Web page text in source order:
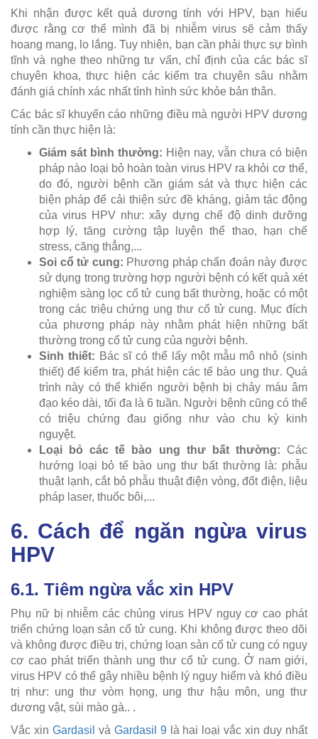
Khi nhận được kết quả dương tính với HPV, bạn hiểu
được rằng cơ thể mình đã bị nhiễm virus sẽ cảm thấy
hoang mang, lo lắng. Tuy nhiên, bạn cần phải thực sự bình
tĩnh và nghe theo những tư vấn, chỉ định của các bác sĩ
chuyên khoa, thực hiện các kiểm tra chuyên sâu nhằm
đánh giá chính xác nhất tình hình sức khỏe bản thân.
Các bác sĩ khuyến cáo những điều mà người HPV dương
tính cần thực hiện là:
Giám sát bình thường: Hiện nay, vẫn chưa có biện
pháp nào loại bỏ hoàn toàn virus HPV ra khỏi cơ thể,
do đó, người bệnh cần giám sát và thực hiện các
biện pháp để cải thiện sức đề kháng, giảm tác động
của virus HPV như: xây dựng chế độ dinh dưỡng
hợp lý, tăng cường tập luyện thể thao, hạn chế
stress, căng thẳng,...
Soi cổ tử cung: Phương pháp chẩn đoán này được
sử dụng trong trường hợp người bệnh có kết quả xét
nghiệm sàng lọc cổ tử cung bất thường, hoặc có một
trong các triệu chứng ung thư cổ tử cung. Mục đích
của phương pháp này nhằm phát hiện những bất
thường trong cổ tử cung của người bệnh.
Sinh thiết: Bác sĩ có thể lấy một mẫu mô nhỏ (sinh
thiết) để kiểm tra, phát hiện các tế bào ung thư. Quá
trình này có thể khiến người bệnh bị chảy máu âm
đạo kéo dài, tối đa là 6 tuần. Người bệnh cũng có thể
có triệu chứng đau giống như vào chu kỳ kinh
nguyệt.
Loại bỏ các tế bào ung thư bất thường: Các
hướng loại bỏ tế bào ung thư bất thường là: phẫu
thuật lạnh, cắt bỏ phẫu thuật điện vòng, đốt điện, liệu
pháp laser, thuốc bôi,...
6. Cách để ngăn ngừa virus
HPV
6.1. Tiêm ngừa vắc xin HPV
Phụ nữ bị nhiễm các chủng virus HPV nguy cơ cao phát
triển chứng loạn sản cổ tử cung. Khi không được theo dõi
và không được điều trị, chứng loạn sản cổ tử cung có nguy
cơ cao phát triển thành ung thư cổ tử cung. Ở nam giới,
virus HPV có thể gây nhiều bệnh lý nguy hiểm và khó điều
trị như: ung thư vòm họng, ung thư hậu môn, ung thư
dương vật, sùi mào gà.. .
Vắc xin Gardasil và Gardasil 9là hai loại vắc xin duy nhất